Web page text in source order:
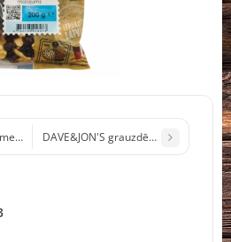
grauzdēti, sālīti Ungārija 85g (1/30)
DAVE&JON'S grauzdētas lauku